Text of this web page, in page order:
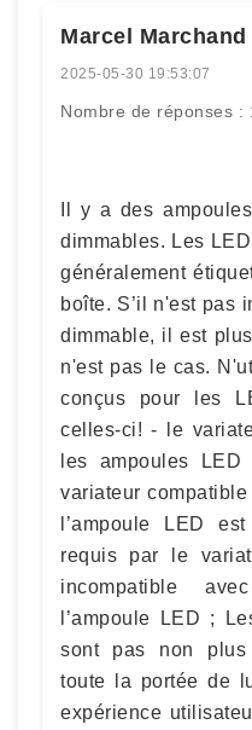
Marcel Marchand
2025-05-30 19:53:07
Nombre de réponses :
Il y a des
dimmables. Les
généralement
boîte. S’il n'est pas
dimmable, il est
n'est pas le cas.
conçus pour les
celles-ci! - le
les ampoules
variateur
l’ampoule LED
requis par le
incompatible
l’ampoule LED ;
sont pas non plus
toute la portée de
expérience